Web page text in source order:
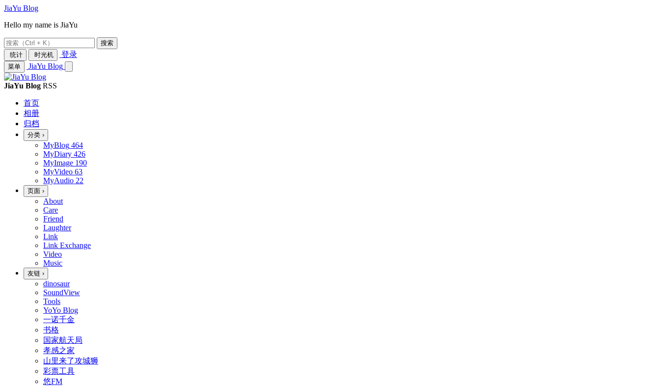
JiaYu Blog
Hello my name is JiaYu
搜索
统计
时光机 登录
菜单 JiaYu Blog
JiaYu Blog RSS
首页
相册
归档
分类 ›
MyBlog 464
MyDiary 426
MyImage 190
MyVideo 63
MyAudio 22
页面 ›
About
Care
Friend
Laughter
Link
Link Exchange
Video
Music
友链 ›
dinosaur
SoundView
Tools
YoYo Blog
一诺千金
书格
国家航天局
孝感之家
山里来了攻城狮
彩票工具
悠FM